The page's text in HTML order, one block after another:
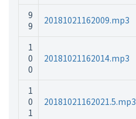
9
9
20181021162009.mp3
1
0
0
20181021162014.mp3
1
0
1
20181021162021.5.mp3